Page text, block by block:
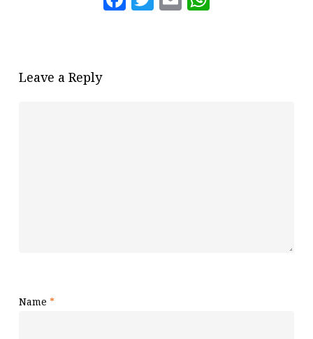
Leave a Reply
Name *